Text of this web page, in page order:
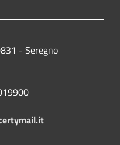
- Seregno